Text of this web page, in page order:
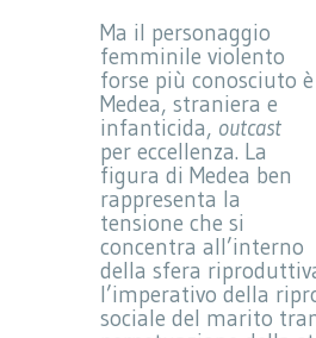
Ma il personaggio
femminile violento
forse più conosciuto è
Medea, straniera e
infanticida, outcast
per eccellenza. La
figura di Medea ben
rappresenta la
tensione che si
concentra all’interno
della sfera
l’imperativo della
sociale del marito